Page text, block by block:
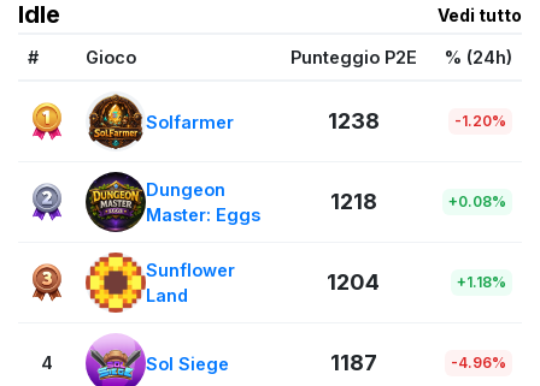
Idle Vedi tutto
# Gioco Punteggio P2E % (24h)
Solfarmer 1238 -1.20%
Dungeon
Master: Eggs
1218 +0.08%
Sunflower
Land
1204 +1.18%
4 Sol Siege 1187 -4.96%